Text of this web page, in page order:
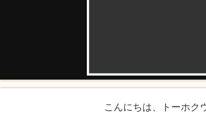
こんにちは、トーホク